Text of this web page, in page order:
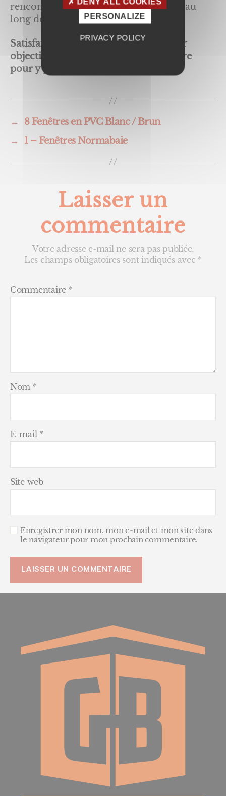
rencontrer et vous accompagner tout au
long de votre projet.
Satisfaire nos clients est notre premier
objectif, et nous mettons tout en œuvre
pour y parvenir !
←
8 Fenêtres en PVC Blanc / Brun
→
1 – Fenêtres Normabaie
Laisser un
commentaire
Votre adresse e-mail ne sera pas publiée.
Les champs obligatoires sont indiqués avec *
Commentaire *
Nom *
E-mail *
Site web
Enregistrer mon nom, mon e-mail et mon site dans
le navigateur pour mon prochain commentaire.
PERSONALIZE
PRIVACY POLICY